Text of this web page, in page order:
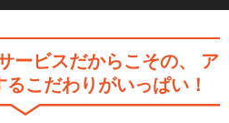
ービスだからこその、
ア
こだわりがいっぱい！